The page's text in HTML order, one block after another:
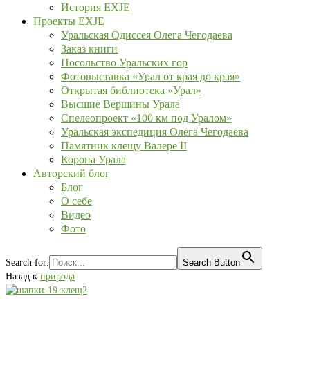
История EXJE
Проекты EXJE
Уральская Одиссея Олега Чегодаева
Заказ книги
Посольство Уральских гор
Фотовыставка «Урал от края до края»
Открытая библиотека «Урал»
Высшие Вершины Урала
Спелеопроект «100 км под Уралом»
Уральская экспедиция Олега Чегодаева
Памятник клещу Валере II
Корона Урала
Авторский блог
Блог
О себе
Видео
Фото
Search for:
Search Button
Назад к природа